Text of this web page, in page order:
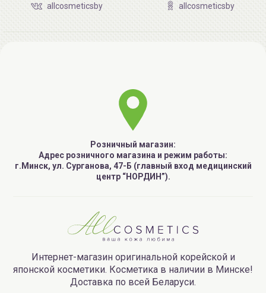
allcosmeticsby allcosmeticsby
Розничный магазин:
Адрес розничного магазина и режим работы:
г.Минск, ул. Сурганова, 47-Б (главный вход медицинский
центр “НОРДИН”).
Интернет-магазин оригинальной корейской и
японской косметики. Косметика в наличии в Минске!
Доставка по всей Беларуси.